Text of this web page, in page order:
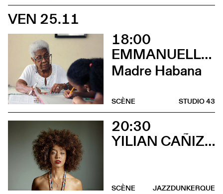
VEN 25.11
18:00
EMMANUELLE DE RIEDMATTEN
Madre Habana
STUDIO 43
SCÈNE
20:30
YILIAN CAÑIZARES
JAZZDUNKERQUE
SCÈNE